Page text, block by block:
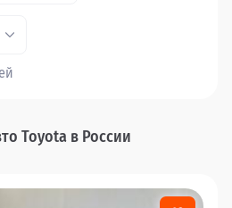
Toyota в России